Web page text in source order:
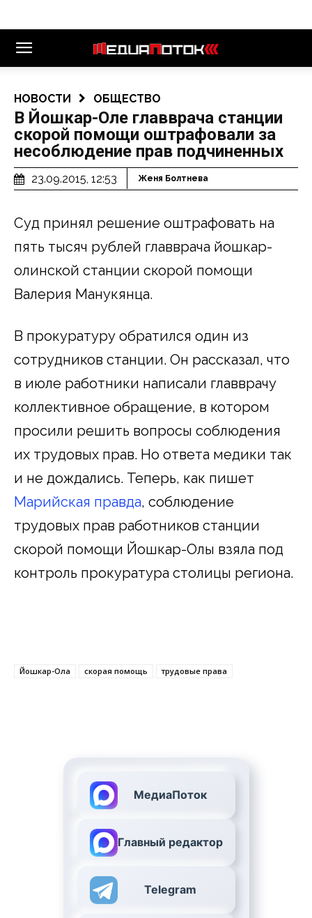
НОВОСТИ ОБЩЕСТВО
В Йошкар-Оле главврача станции
скорой помощи оштрафовали за
несоблюдение прав подчиненных
23.09.2015, 12:53 Женя Болтнева
Суд принял решение оштрафовать на
пять тысяч рублей главврача йошкар-
олинской станции скорой помощи
Валерия Манукянца.
В прокуратуру обратился один из
сотрудников станции. Он рассказал, что
в июле работники написали главврачу
коллективное обращение, в котором
просили решить вопросы соблюдения
их трудовых прав. Но ответа медики так
и не дождались. Теперь, как пишет
Марийская правда, соблюдение
трудовых прав работников станции
скорой помощи Йошкар-Олы взяла под
контроль прокуратура столицы региона.
Йошкар-Ола скорая помощь трудовые права
МедиаПоток
Главный редактор
Telegram